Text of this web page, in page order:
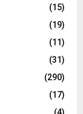
(15)
(19)
(11)
(31)
(290)
(17)